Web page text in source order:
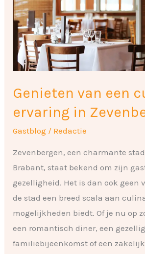
Genieten van een
ervaring in
Gastblog / Redactie
Zevenbergen, een charmante
Brabant, staat bekend om zijn
gezelligheid. Het is dan ook geen
de stad een breed scala aan
mogelijkheden biedt. Of je nu op
een romantisch diner, een
familiebijeenkomst of een
ervaring
in
Zevenbergen